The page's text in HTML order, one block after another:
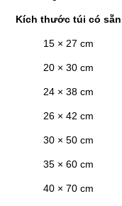
Kích thước túi có sẵn
15 × 27 cm
20 × 30 cm
24 × 38 cm
26 × 42 cm
30 × 50 cm
35 × 60 cm
40 × 70 cm